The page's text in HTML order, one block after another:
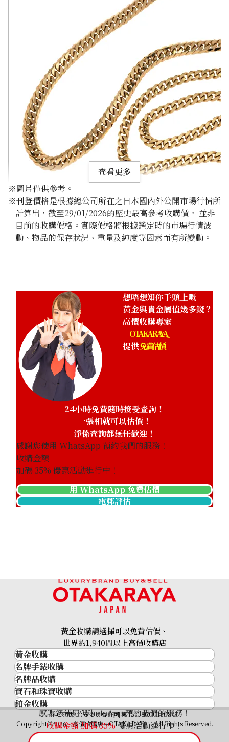
18K gold (K18) Kihei necklace
18K gold (K18) Kihei necklace
HKD 209,457.25
查看更多
※圖片僅供參考。
※刊登價格是根據總公司所在之日本國內外公開市場行情所
計算出，截至29/01/2026的歷史最高參考收購價。 並非
目前的收購價格。實際價格將根據鑑定時的市場行情波
動、物品的保存狀況、重量及純度等因素而有所變動。
想唔想知你手頭上嘅
黃金與貴金屬值幾多錢？
高價收購專家
「OTAKARAYA」
提供免費估價
24小時免費隨時接受查詢！
一張相就可以估價！
淨係查詢都無任歡迎！
感謝您使用 WhatsApp 預約我們的服務！
收購金額
加碼35% 優惠活動進行中！
用 WhatsApp 免費估價
電郵評估
感謝您使用 WhatsApp 預約我們的服務！
收購金額 加碼35%優惠活動進行中！
黃金收購請選擇可以免費估價、
世界約1,940間以上高價收購店
黃金收購
黃金･金條
金條
金幣及銀幣
過去十年黃金價格
金飾
金戒指
名牌手錶收購
名牌手錶收購
勞力士 (Rolex)
Patek Philippe
Audemars Piguet
Vacheron Constantin
名牌品收購
名牌品收購
HERMES
LOUIS VUITTON
CHANEL
寶石和珠寶收購
寶石和珠寶
祖母綠
鉑金收購
神奈川縣公安委員會許可 第451380001308號
Copyright©2026 高價收購店—OTAKARAYA All Rights Reserved.